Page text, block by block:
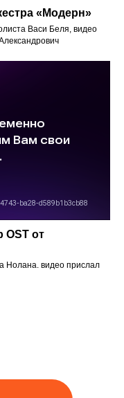
«‎Модерн»
Васи Беля, видео
OST от
Нолана. видео прислал